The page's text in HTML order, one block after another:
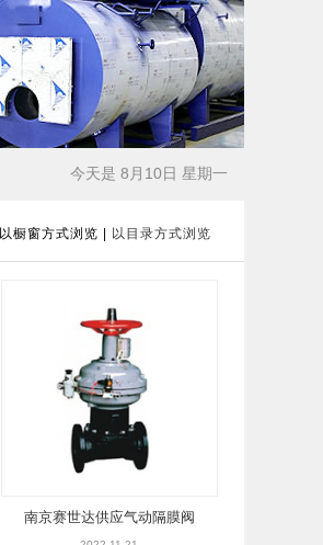
今天是 8月10日 星期一
以橱窗方式浏览 以目录方式浏览
南京赛世达供应气动隔膜阀